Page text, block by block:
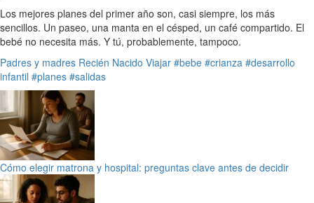
Los mejores planes del primer año son, casi siempre, los más
sencillos. Un paseo, una manta en el césped, un café compartido. El
bebé no necesita más. Y tú, probablemente, tampoco.
Padres y madres Recién Nacido Viajar #bebe #crianza #desarrollo
infantil #planes #salidas
Cómo elegir matrona y hospital: preguntas clave antes de decidir